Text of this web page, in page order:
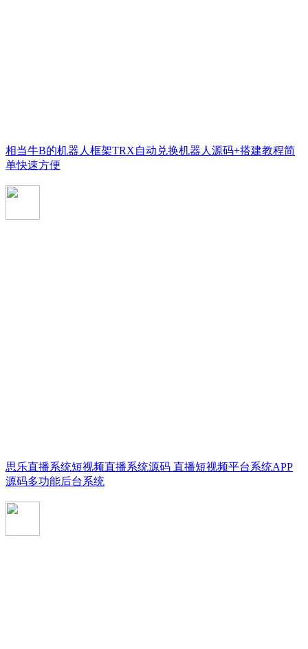
相当牛B的机器人框架TRX自动兑换机器人源码+搭建教程简
单快速方便
思乐直播系统短视频直播系统源码 直播短视频平台系统APP
源码多功能后台系统